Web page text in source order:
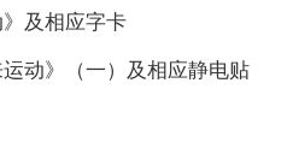
及相应字卡
动》（一）及相应静电贴